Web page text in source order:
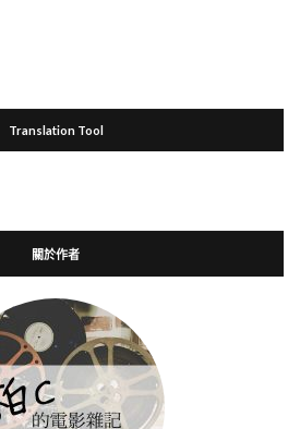
Translation Tool
關於作者